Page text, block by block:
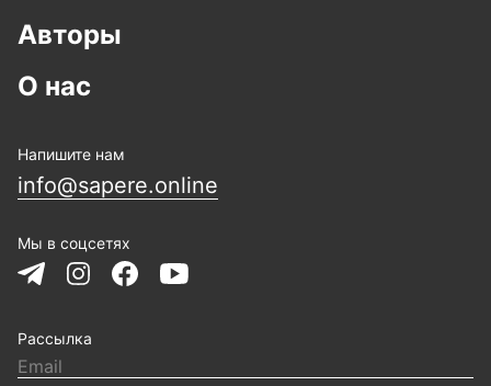
Авторы
О нас
Напишите нам
info@sapere.online
Мы в соцсетях
Рассылка